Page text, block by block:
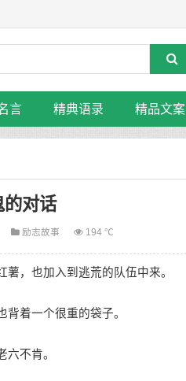
言 精典语录 精品文案
的对话
励志故事 194 ℃
，也加入到逃荒的队伍中来。
着一个很重的袋子。
不肯。